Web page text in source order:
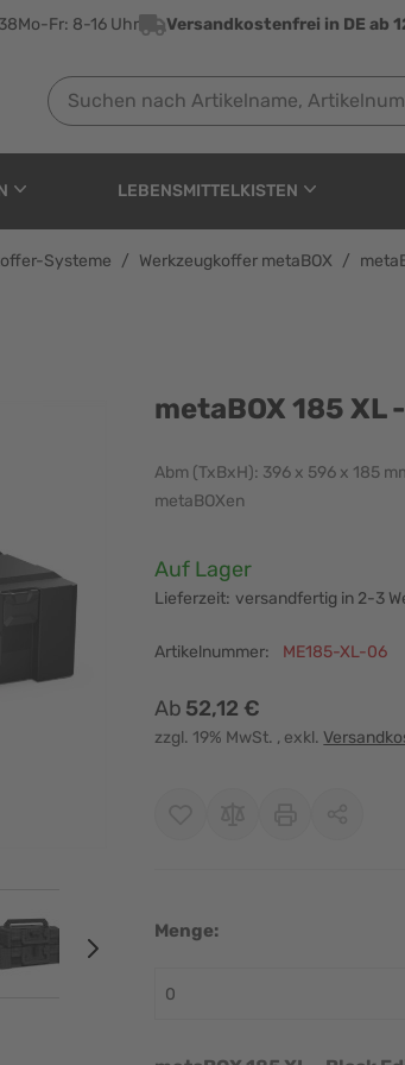
Mo-Fr: 8-16 Uhr Versandkostenfrei in DE ab
Suchen nach Artikelname, Artikelnummer,
LEBENSMITTELKISTEN
Systeme / Werkzeugkoffer metaBOX /
Edition
metaBOX 185 XL
Abm (TxBxH): 396 x 596 x 185
metaBOXen
Verfügbarkeit:
Auf Lager
Lieferzeit: versandfertig in 2-3
Artikelnummer: ME185-XL-06
Ab 52,12 €
zzgl. 19% MwSt. , exkl.
Menge: